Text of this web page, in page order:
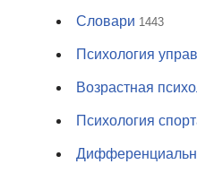
Словари 1443
Психология
Возрастная
Психология